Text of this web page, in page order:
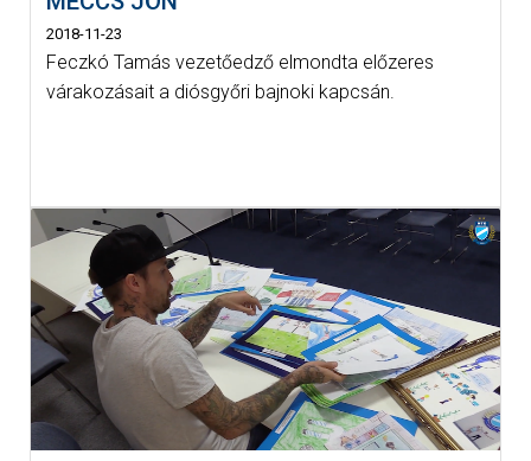
2018-11-23
Feczkó Tamás vezetőedző elmondta előzeres
várakozásait a diósgyőri bajnoki kapcsán.